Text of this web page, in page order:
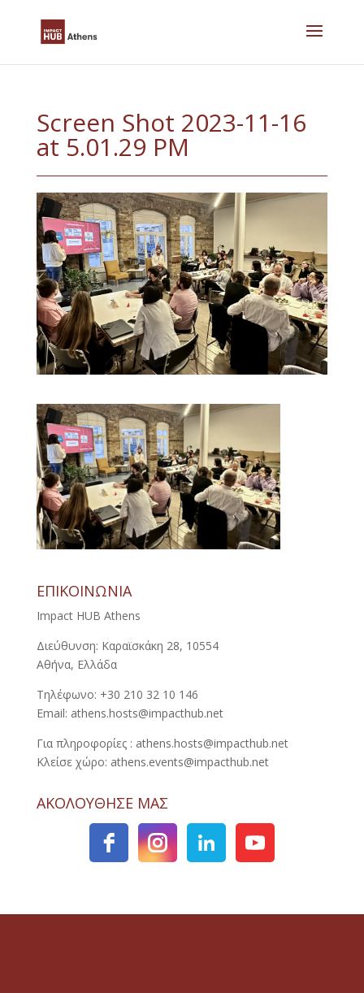
Screen Shot 2023-11-16
at 5.01.29 PM
ΕΠΙΚΟΙΝΩΝΙΑ
Impact HUB Athens
Διεύθυνση: Καραϊσκάκη 28, 10554
Αθήνα, Ελλάδα
Τηλέφωνο: +30 210 32 10 146
Email: athens.hosts@impacthub.net
Για πληροφορίες : athens.hosts@impacthub.net
Κλείσε χώρο: athens.events@impacthub.net
ΑΚΟΛΟΥΘΗΣΕ ΜΑΣ